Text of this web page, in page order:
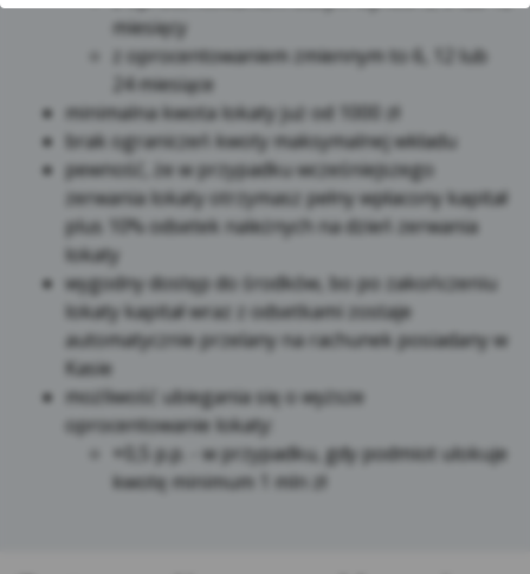
miesięcy
z oprocentowaniem zmiennym to 6, 12 lub
24 miesiące
minimalna kwota lokaty już od 1000 zł
brak ograniczeń kwoty maksymalnej wkładu
pewność, że w przypadku wcześniejszego
zerwania lokaty otrzymasz pełny wpłacony kapitał
plus 10% odsetek należnych na dzień zerwania
lokaty
wygodny dostęp do środków, bo po zakończeniu
lokaty kapitał wraz z odsetkami zostaje
automatycznie przelany na rachunek posiadany w
Kasie
możliwość ubiegania się o wyższe
oprocentowanie lokaty:
+0,5 p.p. - w przypadku, gdy podmiot ulokuje
kwotę minimum 1 mln zł
Cookies naszych zaufanych Partnerów* – to
cookies dostarczane przez podmioty
zewnętrzne – (ang. third parties cookies) np.
usługę Google Analytics, usługę Facebook
Pixel, wydawców reklamowych, serwerów
firm i dostawców usług (np. systemu
mailingowego albo map umieszczanych na
stronie) współpracujących z Serwisem
internetowym. Te pliki pozwalają między
innymi dostosowywać reklamy do preferencji
i zwyczajów Użytkowników, a także ocenić
skuteczność działań reklamowych (np. dzięki
zliczaniu, ile osób kliknęło w daną reklamę i
przeszło na stronę internetową
reklamodawcy).
*Zaufani Partnerzy Kasy to tzw. Serwisy
Partnerskie, czyli Google, Facebook, Chat, Hotjar,